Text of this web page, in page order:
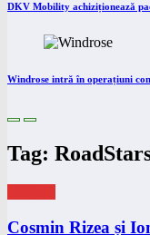
DKV Mobility achiziționează
Windrose intră în operațiuni
Tag:
Cosmin Rizea și